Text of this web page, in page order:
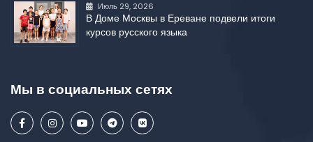
Июль 29, 2026
В Доме Москвы в Ереване подвели итоги
курсов русского языка
Мы в социальных сетях